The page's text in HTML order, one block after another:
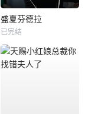
盛夏芬德拉
已完结